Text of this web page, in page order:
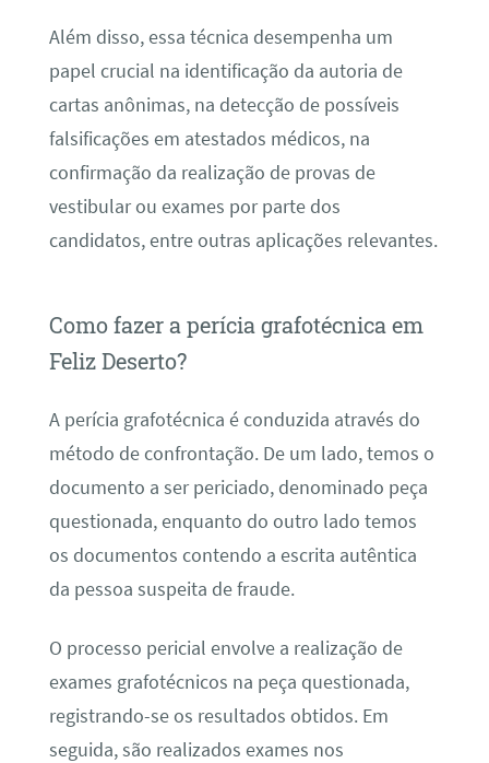
Além disso, essa técnica desempenha um
papel crucial na identificação da autoria de
cartas anônimas, na detecção de possíveis
falsificações em atestados médicos, na
confirmação da realização de provas de
vestibular ou exames por parte dos
candidatos, entre outras aplicações relevantes.
Como fazer a perícia grafotécnica em
Feliz Deserto?
A perícia grafotécnica é conduzida através do
método de confrontação. De um lado, temos o
documento a ser periciado, denominado peça
questionada, enquanto do outro lado temos
os documentos contendo a escrita autêntica
da pessoa suspeita de fraude.
O processo pericial envolve a realização de
exames grafotécnicos na peça questionada,
registrando-se os resultados obtidos. Em
seguida, são realizados exames nos